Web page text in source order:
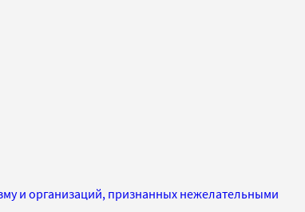
и организаций, признанных нежелательными